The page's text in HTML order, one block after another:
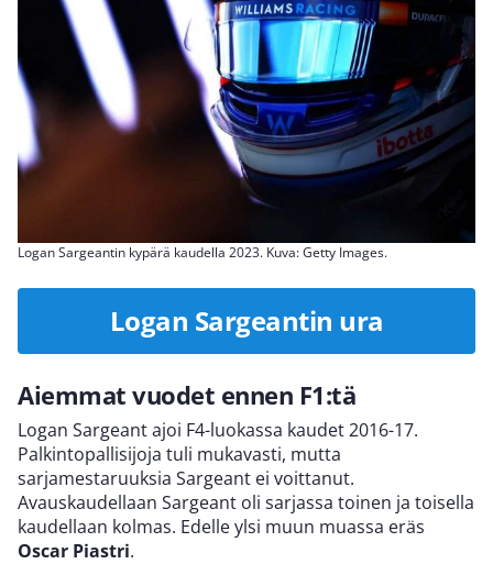
Logan Sargeantin kypärä kaudella 2023. Kuva: Getty Images.
Logan Sargeantin ura
Aiemmat vuodet ennen F1:tä
Logan Sargeant ajoi F4-luokassa kaudet 2016-17.
Palkintopallisijoja tuli mukavasti, mutta
sarjamestaruuksia Sargeant ei voittanut.
Avauskaudellaan Sargeant oli sarjassa toinen ja toisella
kaudellaan kolmas. Edelle ylsi muun muassa eräs
Oscar Piastri.